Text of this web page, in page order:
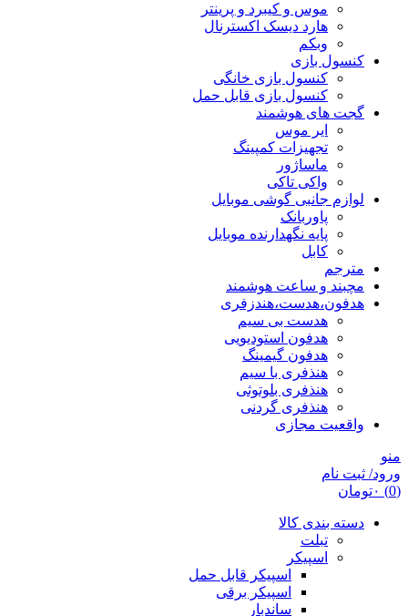
موس و کیبرد و پرینتر
هارد دیسک اکسترنال
وبکم
کنسول بازی
کنسول بازی خانگی
کنسول بازی قابل حمل
گجت های هوشمند
ایر موس
تجهیزات کمپینگ
ماساژور
واکی تاکی
لوازم جانبی گوشی موبایل
پاوربانک
پایه نگهدارنده موبایل
کابل
مترجم
مچبند و ساعت هوشمند
هدفون،هدست،هندزفری
هدست بی سیم
هدفون استودیویی
هدفون گیمینگ
هنذفری با سیم
هنذفری بلوتوثی
هنذفری گردنی
واقعیت مجازی
منو
ورود/ ثبت نام
(0)
۰تومان
دسته بندی کالا
تبلت
اسپیکر
اسپیکر قابل حمل
اسپیکر برقی
ساندبار